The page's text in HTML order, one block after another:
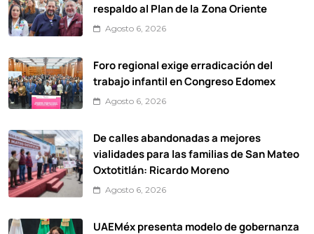
respaldo al Plan de la Zona Oriente
Agosto 6, 2026
Foro regional exige erradicación del
trabajo infantil en Congreso Edomex
Agosto 6, 2026
De calles abandonadas a mejores
vialidades para las familias de San Mateo
Oxtotitlán: Ricardo Moreno
Agosto 6, 2026
UAEMéx presenta modelo de gobernanza